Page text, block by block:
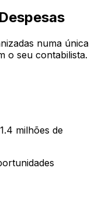
numa única
o seu contabilista.
milhões de